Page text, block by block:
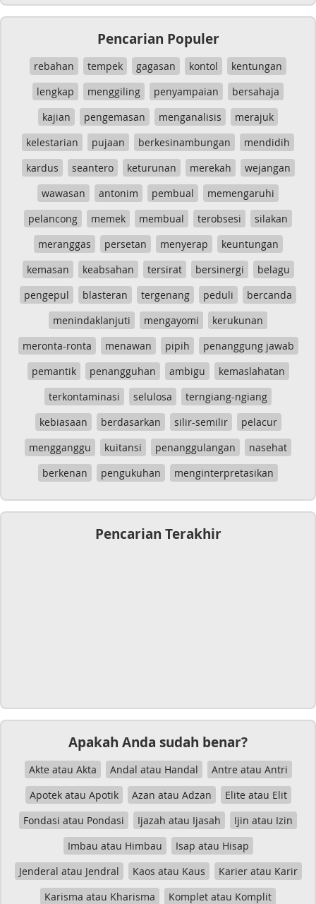
Pencarian Populer
rebahan tempek gagasan kontol
kentungan
lengkap
menggiling penyampaian
bersahaja
kajian
pengemasan menganalisis
merajuk
kelestarian
pujaan berkesinambungan
mendidih
kardus
seantero keturunan merekah
wejangan
wawasan
antonim pembual
memengaruhi
pelancong
memek membual terobsesi
silakan
meranggas
persetan menyerap
keuntungan
kemasan
keabsahan tersirat bersinergi
belagu
pengepul
blasteran tergenang peduli
bercanda
menindaklanjuti
mengayomi
kerukunan
meronta-ronta
menawan pipih
penanggung jawab
pemantik
penangguhan ambigu
kemaslahatan
terkontaminasi
selulosa
terngiang-ngiang
kebiasaan
berdasarkan silir-semilir
pelacur
mengganggu
kuitansi penanggulangan
nasehat
berkenan
pengukuhan menginterpretasikan
Pencarian Terakhir
Apakah Anda sudah benar?
Akte atau Akta Andal atau Handal
Antre atau Antri
Apotek atau Apotik
Azan atau Adzan
Elite atau Elit
Fondasi atau Pondasi
Ijazah atau Ijasah
Ijin atau Izin
Imbau atau Himbau
Isap atau Hisap
Jenderal atau Jendral
Kaos atau Kaus
Karier atau Karir
Karisma atau Kharisma
Komplet atau Komplit